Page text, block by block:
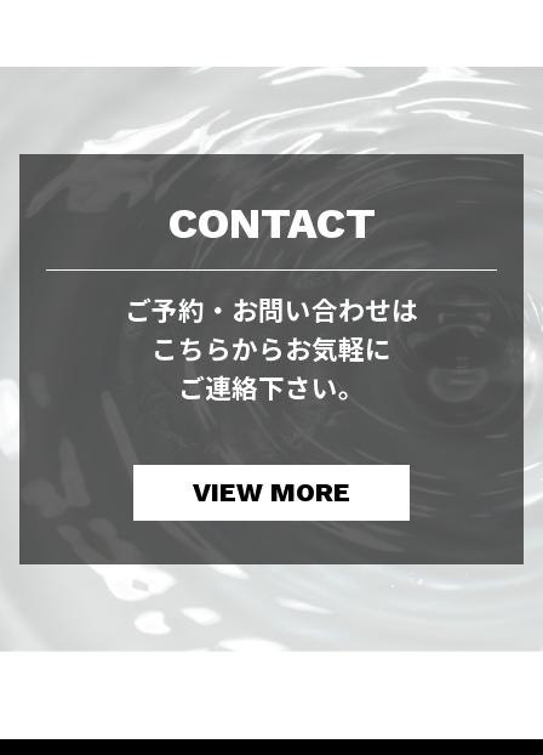
CONTACT
ご予約・お問い合わせは
こちらからお気軽に
ご連絡下さい。
VIEW MORE